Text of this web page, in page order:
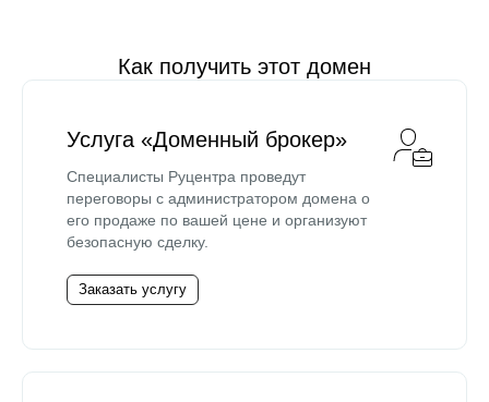
Как получить этот домен
Услуга «Доменный брокер»
Специалисты Руцентра проведут
переговоры с администратором домена о
его продаже по вашей цене и организуют
безопасную сделку.
Заказать услугу